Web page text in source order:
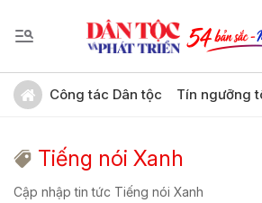
Công tác Dân tộc Tín ngưỡng
Tiếng nói Xanh
Cập nhập tin tức Tiếng nói Xanh